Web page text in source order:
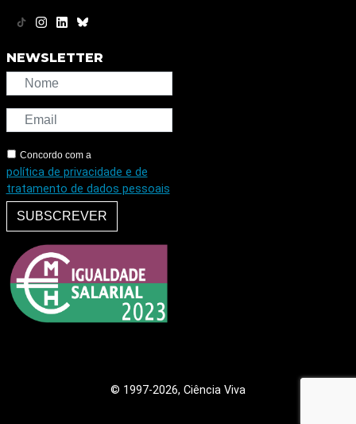
NEWSLETTER
Concordo com a
política de privacidade e de
tratamento de dados pessoais
SUBSCREVER
© 1997-2026, Ciência Viva